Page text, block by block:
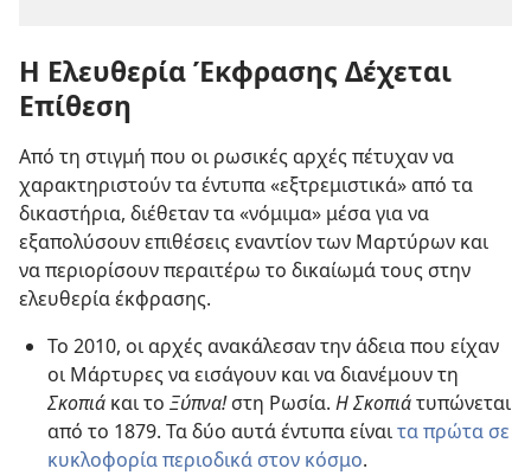
Η Ελευθερία Έκφρασης Δέχεται
Επίθεση
Από τη στιγμή που οι ρωσικές αρχές πέτυχαν να
χαρακτηριστούν τα έντυπα «εξτρεμιστικά» από τα
δικαστήρια, διέθεταν τα «νόμιμα» μέσα για να
εξαπολύσουν επιθέσεις εναντίον των Μαρτύρων και
να περιορίσουν περαιτέρω το δικαίωμά τους στην
ελευθερία έκφρασης.
Το 2010, οι αρχές ανακάλεσαν την άδεια που είχαν
οι Μάρτυρες να εισάγουν και να διανέμουν τη
Σκοπιά και το Ξύπνα!στη Ρωσία. Η Σκοπιάτυπώνεται
από το 1879. Τα δύο αυτά έντυπα είναιτα πρώτα σε
κυκλοφορία περιοδικά στον κόσμο.